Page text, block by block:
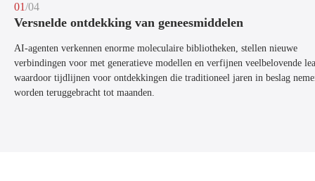
01/04
Versnelde ontdekking van geneesmiddelen
AI-agenten verkennen enorme moleculaire bibliotheken, stellen nieuwe
verbindingen voor met generatieve modellen en verfijnen veelbelovende
waardoor tijdlijnen voor ontdekkingen die traditioneel jaren in beslag
worden teruggebracht tot maanden.